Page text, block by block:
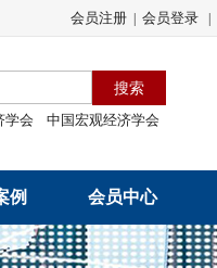
会员注册 会员登录
学会 中国宏观经济学会
例
府
会员中心
会员名录